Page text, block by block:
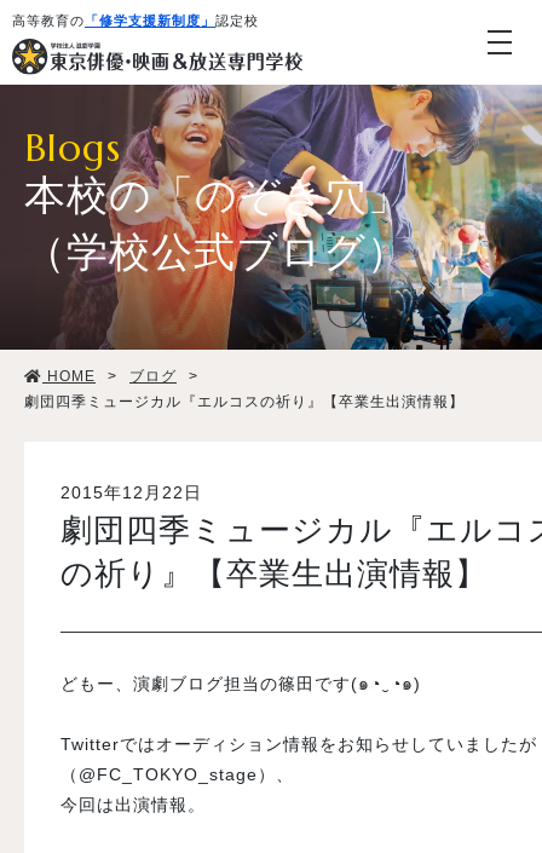
高等教育の 「修学支援新制度」 認定校
学校紹介・教育システム
専攻・コース紹介
就職・デビュー
学校情報
Blogs
本校の「のぞき穴」
（学校公式ブログ）
HOME > ブログ
>
劇団四季ミュージカル『エルコスの祈り』【卒業生出演情報】
2015年12月22日
劇団四季ミュージカル『エルコ
の祈り』【卒業生出演情報】
どもー、演劇ブログ担当の篠田です(๑◔‿◔๑)
Twitterではオーディション情報をお知らせしていましたが
（@FC_TOKYO_stage）、
今回は出演情報。